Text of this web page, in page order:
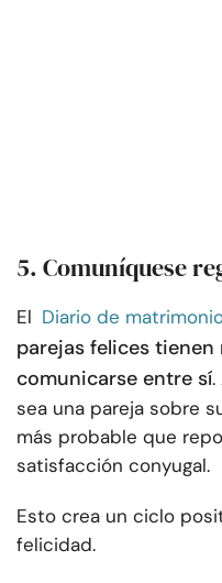
5. Comuníquese
El Diario de
parejas felices
comunicarse entre sí.
sea una pareja sobre
más probable que
satisfacción conyugal.
Esto crea un ciclo
felicidad.